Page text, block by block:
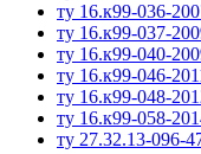
ту 16.к99-036-
ту 16.к99-037-
ту 16.к99-040-
ту 16.к99-046-
ту 16.к99-048-
ту 16.к99-058-
ту 27.32.13-096-